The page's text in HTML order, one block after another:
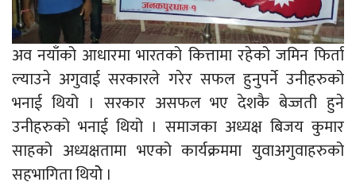
अव नयाँको आधारमा भारतको कित्तामा रहेको जमिन फिर्ता
ल्याउने अगुवाई सरकारले गरेर सफल हुनुपर्ने उनीहरुको
भनाई थियो । सरकार असफल भए देशकै बेज्जती हुने
उनीहरुको भनाई थियो । समाजका अध्यक्ष बिजय कुमार
साहको अध्यक्षतामा भएको कार्यक्रममा युवाअगुवाहरुको
सहभागिता थियोे ।